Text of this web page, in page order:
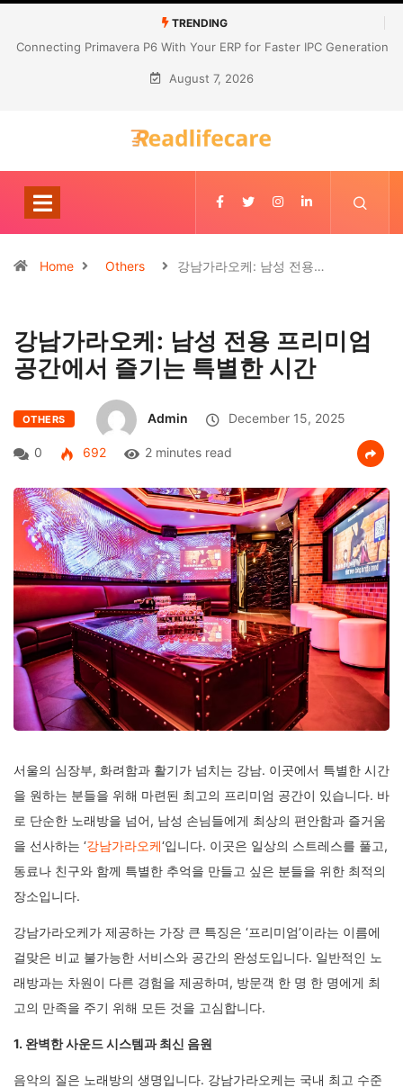
TRENDING
Connecting Primavera P6 With Your ERP for Faster IPC Generation
August 7, 2026
Home Others 강남가라오케: 남성 전용…
강남가라오케: 남성 전용 프리미엄
공간에서 즐기는 특별한 시간
OTHERS Admin December 15, 2025
0 692 2 minutes read
서울의 심장부, 화려함과 활기가 넘치는 강남. 이곳에서 특별한 시간
을 원하는 분들을 위해 마련된 최고의 프리미엄 공간이 있습니다. 바
로 단순한 노래방을 넘어, 남성 손님들에게 최상의 편안함과 즐거움
을 선사하는 ‘강남가라오케‘입니다. 이곳은 일상의 스트레스를 풀고,
동료나 친구와 함께 특별한 추억을 만들고 싶은 분들을 위한 최적의
장소입니다.
강남가라오케가 제공하는 가장 큰 특징은 ‘프리미엄’이라는 이름에
걸맞은 비교 불가능한 서비스와 공간의 완성도입니다. 일반적인 노
래방과는 차원이 다른 경험을 제공하며, 방문객 한 명 한 명에게 최
고의 만족을 주기 위해 모든 것을 고심합니다.
1. 완벽한 사운드 시스템과 최신 음원
음악의 질은 노래방의 생명입니다. 강남가라오케는 국내 최고 수준